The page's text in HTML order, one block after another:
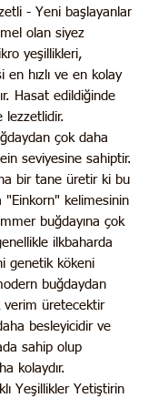
- Yeni başlayanlar
olan siyez
yeşillikleri,
en hızlı ve en kolay
Hasat edildiğinde
lezzetlidir.
çok daha
seviyesine sahiptir.
bir tane üretir ki bu
"Einkorn" kelimesinin
buğdayına çok
ilkbaharda
genetik kökeni
buğdaydan
verim üretecektir
besleyicidir ve
sahip olup
kolaydır.
Yeşillikler Yetiştirin